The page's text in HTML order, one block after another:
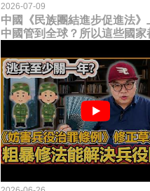
2026-07-09
中國《民族團結進步促進法》
中國管到全球？所以這些國家
臉？